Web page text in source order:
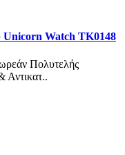
Watch TK0148
Πολυτελής